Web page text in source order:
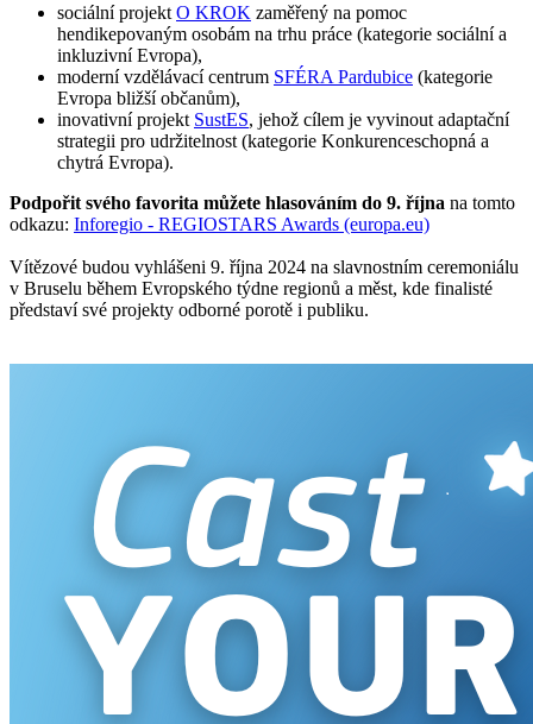
sociální projekt O KROK zaměřený na pomoc
hendikepovaným osobám na trhu práce (kategorie sociální a
inkluzivní Evropa),
moderní vzdělávací centrum SFÉRA Pardubice (kategorie
Evropa bližší občanům),
inovativní projekt SustES, jehož cílem je vyvinout adaptační
strategii pro udržitelnost (kategorie Konkurenceschopná a
chytrá Evropa).
Podpořit svého favorita můžete hlasováním do 9. října na tomto
odkazu: Inforegio - REGIOSTARS Awards (europa.eu)
Vítězové budou vyhlášeni 9. října 2024 na slavnostním ceremoniálu
v Bruselu během Evropského týdne regionů a měst, kde finalisté
představí své projekty odborné porotě i publiku.